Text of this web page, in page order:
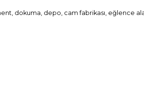
dokuma, depo, cam fabrikası, eğlence